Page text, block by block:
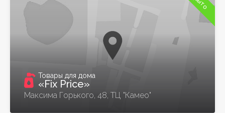
Товары для дома
«Fix Price»
Максима Горького, 48, ТЦ "Камео"